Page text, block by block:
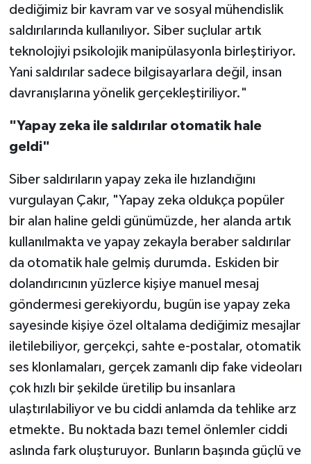
dediğimiz bir kavram var ve sosyal mühendislik
saldırılarında kullanılıyor. Siber suçlular artık
teknolojiyi psikolojik manipülasyonla birleştiriyor.
Yani saldırılar sadece bilgisayarlara değil, insan
davranışlarına yönelik gerçekleştiriliyor."
"Yapay zeka ile saldırılar otomatik hale
geldi"
Siber saldırıların yapay zeka ile hızlandığını
vurgulayan Çakır, "Yapay zeka oldukça popüler
bir alan haline geldi günümüzde, her alanda artık
kullanılmakta ve yapay zekayla beraber saldırılar
da otomatik hale gelmiş durumda. Eskiden bir
dolandırıcının yüzlerce kişiye manuel mesaj
göndermesi gerekiyordu, bugün ise yapay zeka
sayesinde kişiye özel oltalama dediğimiz mesajlar
iletilebiliyor, gerçekçi, sahte e-postalar, otomatik
ses klonlamaları, gerçek zamanlı dip fake videoları
çok hızlı bir şekilde üretilip bu insanlara
ulaştırılabiliyor ve bu ciddi anlamda da tehlike arz
etmekte. Bu noktada bazı temel önlemler ciddi
aslında fark oluşturuyor. Bunların başında güçlü ve